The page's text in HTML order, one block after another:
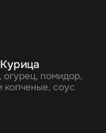
помидор,
копченые, соус